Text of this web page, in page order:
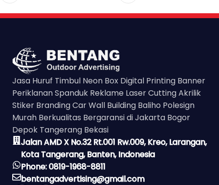
Jasa Huruf Timbul Neon Box Digital Printing Banner
Periklanan Spanduk Reklame Laser Cutting Akrilik
Stiker Branding Car Wall Building Baliho Polesign
Murah Berkualitas Bergaransi di Jakarta Bogor
Depok Tangerang Bekasi
Jalan AMD X No.32 Rt.001 Rw.009, Kreo, Larangan,
Kota Tangerang, Banten, Indonesia
Phone: 0819-1968-8811
bentangadvertising@gmail.com